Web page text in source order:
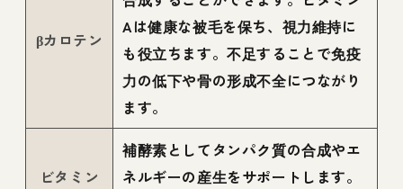
βカロテン
Aは健康な被毛を保ち、視力維持に
も役立ちます。不足することで免疫
力の低下や骨の形成不全につながり
ます。
ビタミン
補酵素としてタンパク質の合成やエ
ネルギーの産生をサポートします。